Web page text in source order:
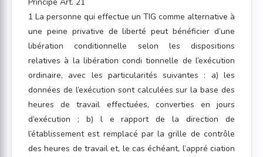
1 La personne qui effectue un TIG comme alternative à
une peine privative de liberté peut bénéficier d’une
libération conditionnelle selon les dispositions
relatives à la libération condi tionnelle de l’exécution
ordinaire, avec les particularités suivantes : a) les
données de l’exécution sont calculées sur la base des
heures de travail effectuées, converties en jours
d’exécution ; b) l e rapport de la direction de
l’établissement est remplacé par la grille de contrôle
des heures de travail et, le cas échéant, l’appré ciation